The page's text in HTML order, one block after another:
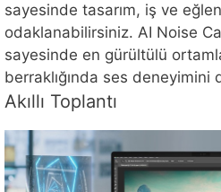
sayesinde tasarım, iş ve
odaklanabilirsiniz. AI Noise
sayesinde en gürültülü
berraklığında ses deneyimini
Akıllı Toplantı